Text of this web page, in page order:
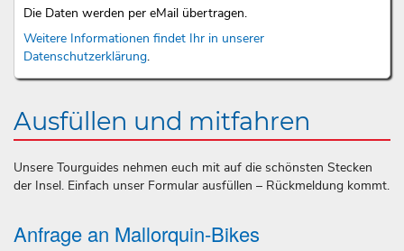
Die Daten werden per eMail übertragen.
Weitere Informationen findet Ihr in unserer
Datenschutzerklärung.
Ausfüllen und mitfahren
Unsere Tourguides nehmen euch mit auf die schönsten Stecken
der Insel. Einfach unser Formular ausfüllen – Rückmeldung kommt.
Anfrage an Mallorquin-Bikes